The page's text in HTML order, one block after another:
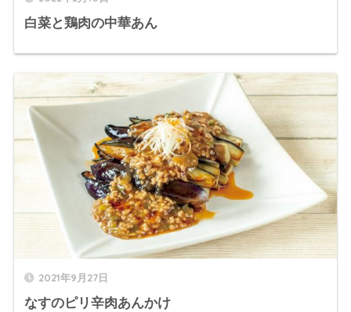
白菜と鶏肉の中華あん
2021年9月27日
なすのピリ辛肉あんかけ